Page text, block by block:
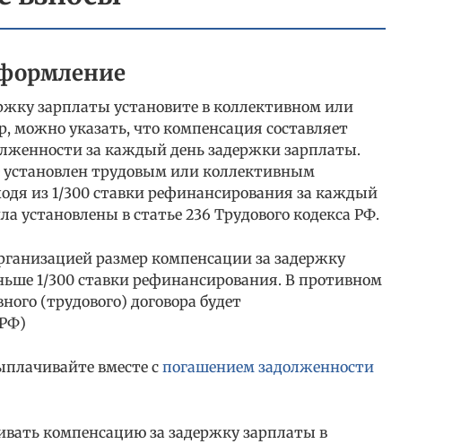
зарплаты установите в коллективном или
можно указать, что компенсация составляет
за каждый день задержки зарплаты.
трудовым или коллективным
из 1/300 ставки рефинансирования за каждый
установлены в статье 236 Трудового кодекса РФ.
размер компенсации за задержку
1/300 ставки рефинансирования. В противном
(трудового) договора будет
вместе с погашением задолженности
компенсацию за задержку зарплаты в